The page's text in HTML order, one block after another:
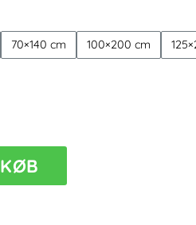
70×140 cm 100×200 cm
KØB